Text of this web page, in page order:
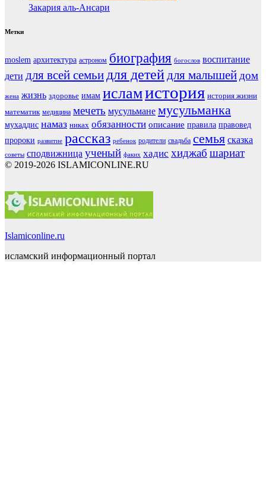
Закария аль-Ансари
Метки
moslem архитектура астроном биография богослов воспитание
дети для всей семьи для детей для малышей дом
жена жизнь здоровье имам исламистория история жизни
математик медицина мечеть мусульмане мусульманка
мухаддис намаз никах обязанности описание правила правовед
пророки развитие рассказ ребенок родители свадьба семья сказка
советы сподвижница ученый факих хадис хиджаб шариат
© 2019-2026 ISLAMICONLINE.RU
Islamiconline.ru
исламский информационный портал